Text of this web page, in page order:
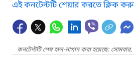
এই কনটেন্টটি শেয়ার করতে ক্লিক
কনটেন্টটি শেষ হাল-নাগাদ করা হয়েছে: